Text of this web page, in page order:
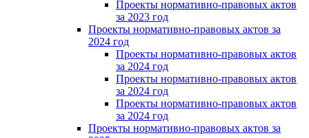
Проекты нормативно-правовых актов
за 2023 год
Проекты нормативно-правовых актов за
2024 год
Проекты нормативно-правовых актов
за 2024 год
Проекты нормативно-правовых актов
за 2024 год
Проекты нормативно-правовых актов
за 2024 год
Проекты нормативно-правовых актов за